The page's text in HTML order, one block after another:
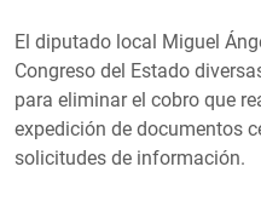
El diputado local Miguel
Congreso del Estado
para eliminar el cobro que
expedición de documentos
solicitudes de información.